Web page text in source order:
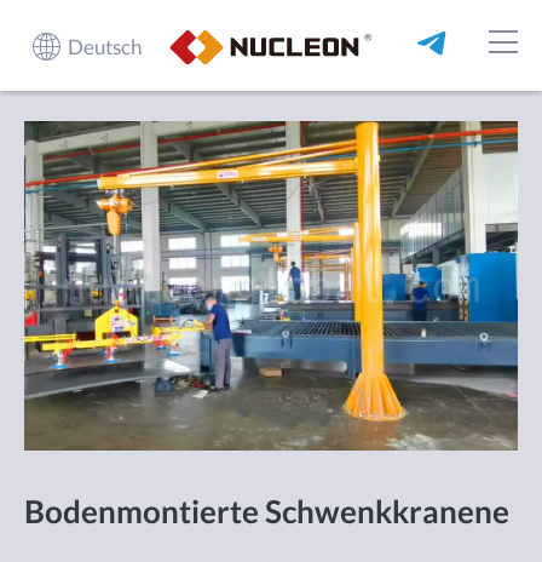
Deutsch
Bodenmontierte Schwenkkranene